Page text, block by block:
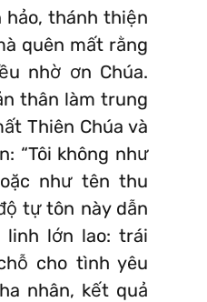
hảo, thánh thiện
quên mất rằng
nhờ ơn Chúa.
thân làm trung
Thiên Chúa và
“Tôi không như
như tên thu
tự tôn này dẫn
lớn lao: trái
cho tình yêu
nhân, kết quả